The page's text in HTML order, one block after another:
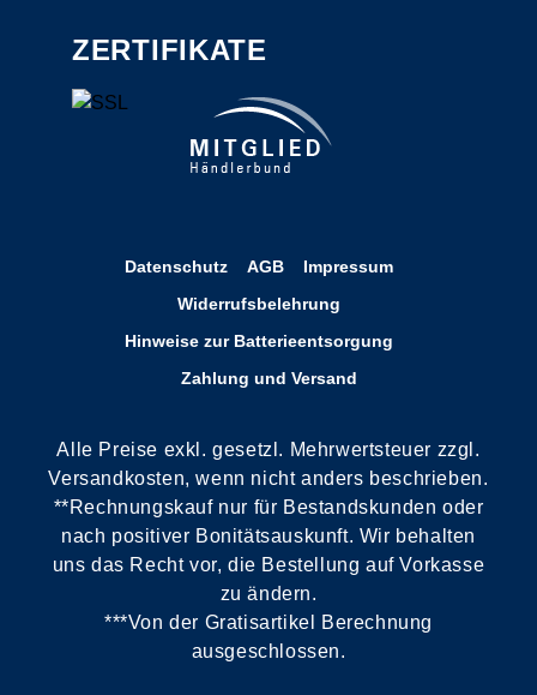
ZERTIFIKATE
Datenschutz AGB
Impressum
Widerrufsbelehrung
Hinweise zur Batterieentsorgung
Zahlung und Versand
Alle Preise exkl. gesetzl. Mehrwertsteuer zzgl.
Versandkosten, wenn nicht anders beschrieben.
**Rechnungskauf nur für Bestandskunden oder
nach positiver Bonitätsauskunft. Wir behalten
uns das Recht vor, die Bestellung auf Vorkasse
zu ändern.
***Von der Gratisartikel Berechnung
ausgeschlossen.